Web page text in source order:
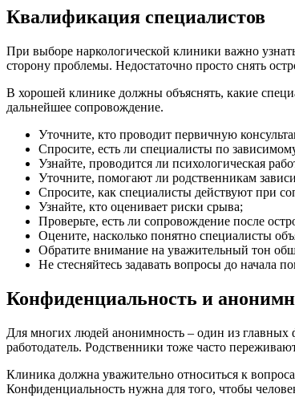
Квалификация специалистов
При выборе наркологической клиники важно
сторону проблемы. Недостаточно просто снять
В хорошей клинике должны объяснять, какие
дальнейшее сопровождение.
Уточните, кто проводит первичную
Спросите, есть ли специалисты по
Узнайте, проводится ли психологическая
Уточните, помогают ли родственникам
Спросите, как специалисты действуют при
Узнайте, кто оценивает риски срыва;
Проверьте, есть ли сопровождение после
Оцените, насколько понятно специалисты
Обратите внимание на уважительный тон
Не стесняйтесь задавать вопросы до начала
Конфиденциальность и
Для многих людей анонимность – один из главных
работодатель. Родственники тоже часто
Клиника должна уважительно относиться к
Конфиденциальность нужна для того, чтобы